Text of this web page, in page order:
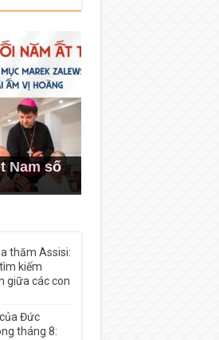
Nam số
thăm Assisi:
kiếm
giữa các con
Đức
tháng 8: